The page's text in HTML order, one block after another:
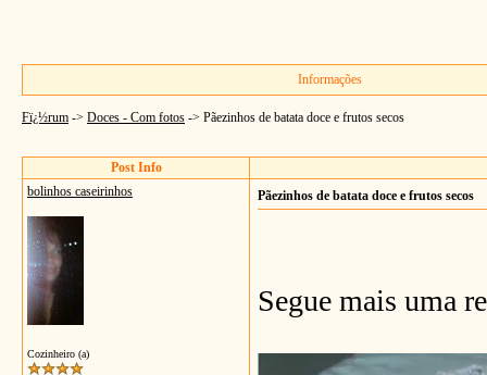
Informações
Fï¿½rum -> Doces - Com fotos -> Pãezinhos de batata doce e frutos secos
Post Info
bolinhos caseirinhos
Cozinheiro (a)
Pãezinhos de batata doce e frutos secos
Segue mais uma